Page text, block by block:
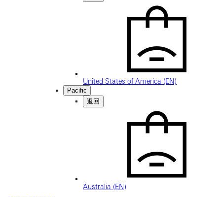
United States of America (EN)
Pacific
返回
Australia (EN)